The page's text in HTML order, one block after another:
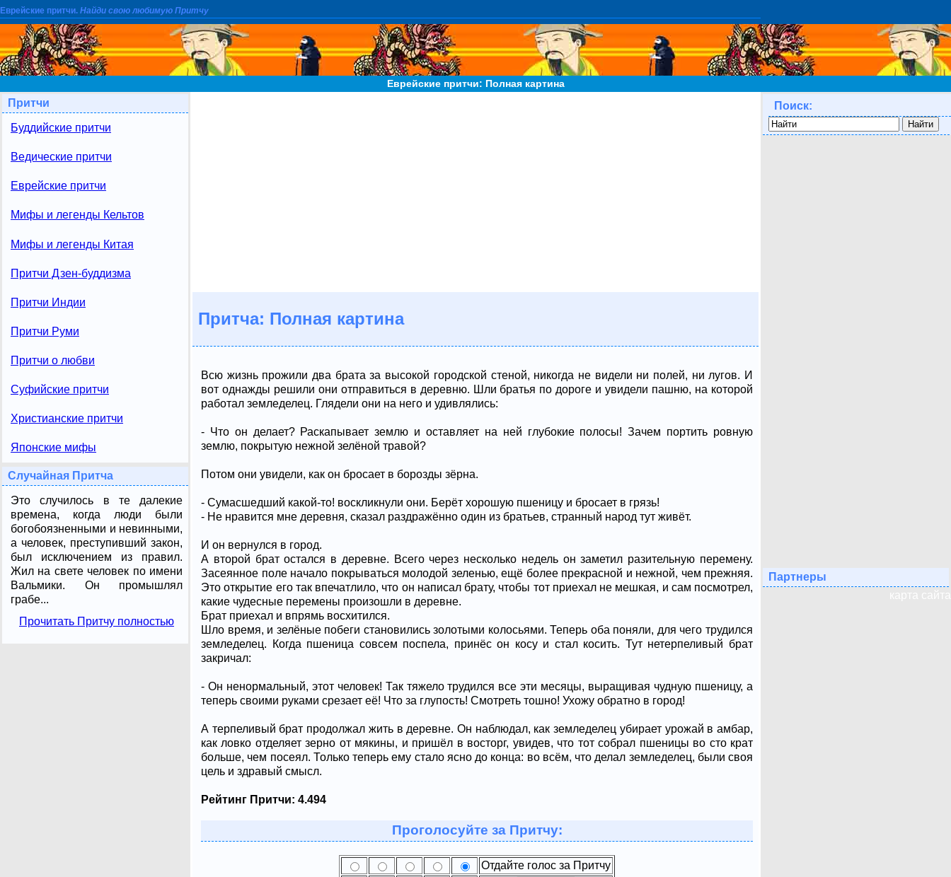
Еврейские притчи. Найди свою любимую Притчу
Еврейские притчи: Полная картина
Притчи
Буддийские притчи
Ведические притчи
Еврейские притчи
Мифы и легенды Кельтов
Мифы и легенды Китая
Притчи Дзен-буддизма
Притчи Индии
Притчи Руми
Притчи о любви
Суфийские притчи
Христианские притчи
Японские мифы
Случайная Притча
Это случилось в те далекие
времена, когда люди были
богобоязненными и невинными,
а человек, преступивший закон,
был исключением из правил.
Жил на свете человек по имени
Вальмики. Он промышлял
грабе...
Прочитать Притчу полностью
Притча: Полная картина
Всю жизнь прожили два брата за высокой городской стеной, никогда не видели ни полей, ни лугов. И
вот однажды решили они отправиться в деревню. Шли братья по дороге и увидели пашню, на которой
работал земледелец. Глядели они на него и удивлялись:
- Что он делает? Раскапывает землю и оставляет на ней глубокие полосы! Зачем портить ровную
землю, покрытую нежной зелёной травой?
Потом они увидели, как он бросает в борозды зёрна.
- Сумасшедший какой-то! воскликнули они. Берёт хорошую пшеницу и бросает в грязь!
- Не нравится мне деревня, сказал раздражённо один из братьев, странный народ тут живёт.
И он вернулся в город.
А второй брат остался в деревне. Всего через несколько недель он заметил разительную перемену.
Засеянное поле начало покрываться молодой зеленью, ещё более прекрасной и нежной, чем прежняя.
Это открытие его так впечатлило, что он написал брату, чтобы тот приехал не мешкая, и сам посмотрел,
какие чудесные перемены произошли в деревне.
Брат приехал и впрямь восхитился.
Шло время, и зелёные побеги становились золотыми колосьями. Теперь оба поняли, для чего трудился
земледелец. Когда пшеница совсем поспела, принёс он косу и стал косить. Тут нетерпеливый брат
закричал:
- Он ненормальный, этот человек! Так тяжело трудился все эти месяцы, выращивая чудную пшеницу, а
теперь своими руками срезает её! Что за глупость! Смотреть тошно! Ухожу обратно в город!
А терпеливый брат продолжал жить в деревне. Он наблюдал, как земледелец убирает урожай в амбар,
как ловко отделяет зерно от мякины, и пришёл в восторг, увидев, что тот собрал пшеницы во сто крат
больше, чем посеял. Только теперь ему стало ясно до конца: во всём, что делал земледелец, были своя
цель и здравый смысл.
Рейтинг Притчи: 4.494
Проголосуйте за Притчу:
Отдайте голос за Притчу
Поиск:
Партнеры